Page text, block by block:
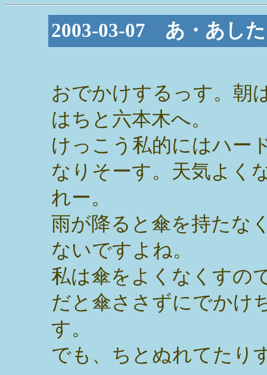
2003-03-07 あ・あし
おでかけするっす。朝
はちと六本木へ。
けっこう私的にはハー
なりそーす。天気よく
れー。
雨が降ると傘を持たな
ないですよね。
私は傘をよくなくすの
だと傘ささずにでかけ
す。
でも、ちとぬれてたり